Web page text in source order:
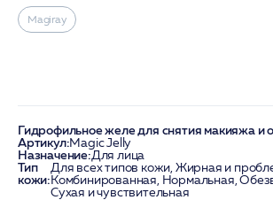
Magiray
Гидрофильное желе для снятия макияжа и
Артикул:Magic Jelly
Назначение:Для лица
Тип
кожи:
Для всех типов кожи, Жирная и
Комбинированная, Нормальная,
Сухая и чувствительная